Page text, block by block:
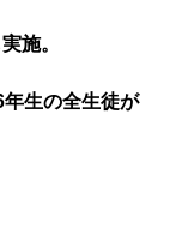
施。
生の全生徒が